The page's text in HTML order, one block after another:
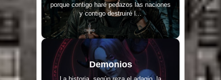
porque contigo haré pedazos las naciones
y contigo destruiré l...
Demonios
La historia, según reza el adagio, la